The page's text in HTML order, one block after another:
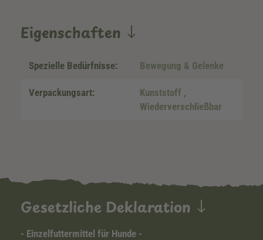
Eigenschaften
Spezielle Bedürfnisse: Bewegung & Gelenke
Verpackungsart: Kunststoff ,
Wiederverschließbar
Gesetzliche Deklaration
- Einzelfuttermittel für Hunde -